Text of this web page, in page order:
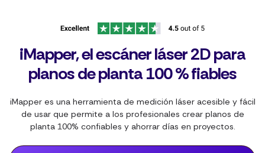
iMapper, el escáner láser 2D para
planos de planta 100 % fiables
iMapper es una herramienta de medición láser acesible y fácil
de usar que permite a los profesionales crear planos de
planta 100% confiables y ahorrar días en proyectos.